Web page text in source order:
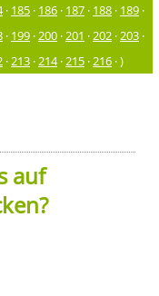
· 185 · 186 · 187 · 188 · 189 ·
· 199 ·200 ·201 ·202 ·203 ·
·213 ·214·215 ·216 · )
auf